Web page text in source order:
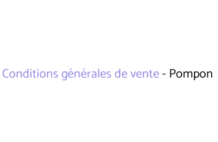
Conditions générales de vente- Pompon